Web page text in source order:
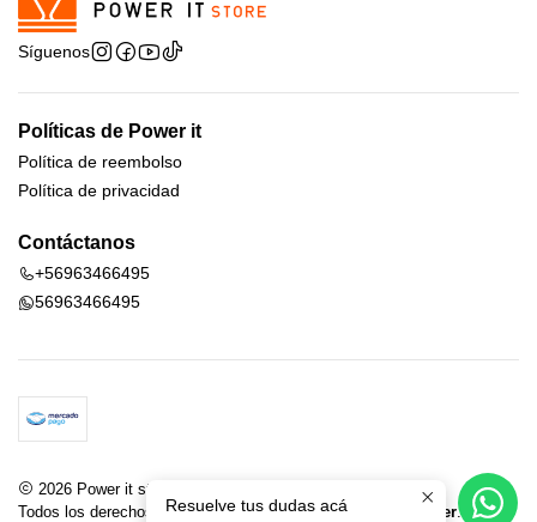
Síguenos
Políticas de Power it
Política de reembolso
Política de privacidad
Contáctanos
+56963466495
56963466495
2026 Power it store.
Todos los derechos reservados.Desarrollado por Jumpseller.
Resuelve tus dudas acá